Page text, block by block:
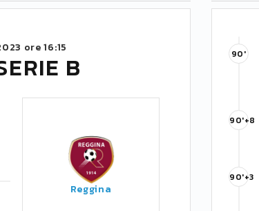
ore 16:15
B
Reggina
90'
90'+8
90'+3